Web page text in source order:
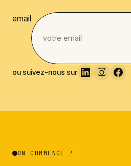
email
ou suivez-nous sur
ON COMMENCE ?